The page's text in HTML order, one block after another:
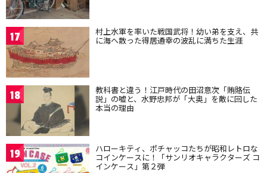
17 村上水軍を率いた戦国武将！幼い弟を支え、共
に海へ散った得居通幸の波乱に満ちた生涯
18 教科書と違う！江戸時代の田沼意次「賄賂伝
説」の嘘と、水野忠邦が「大奥」を敵に回した
本当の理由
19 ハローキティ、ポチャッコたちが昭和レトロな
コインケースに！「サンリオキャラクターズ コ
インケース」第２弾